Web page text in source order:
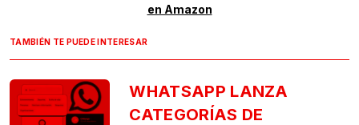
en Amazon
TAMBIÉN TE PUEDE INTERESAR
WHATSAPP LANZA
CATEGORÍAS DE